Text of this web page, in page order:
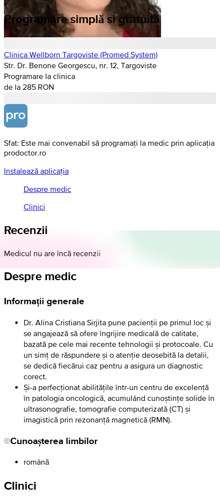
Programare simplă si gratuită
Clinica Wellborn Targoviste (Promed System)
Str. Dr. Benone Georgescu, nr. 12, Targoviste
Programare la clinica
de la 285 RON
Sfat: Este mai convenabil să programați la medic prin aplicația
prodoctor.ro
Instalează aplicația
Despre medic
Clinici
Recenzii
Medicul nu are încă recenzii
Despre medic
Informații generale
Dr. Alina Cristiana Sirjita pune pacienții pe primul loc și
se angajează să ofere îngrijire medicală de calitate,
bazată pe cele mai recente tehnologii și protocoale. Cu
un simț de răspundere și o atenție deosebită la detalii,
se dedică fiecărui caz pentru a asigura un diagnostic
corect.
Și-a perfecționat abilitățile într-un centru de excelență
în patologia oncologică, acumulând cunoștințe solide în
ultrasonografie, tomografie computerizată (CT) și
imagistică prin rezonanță magnetică (RMN).
Cunoașterea limbilor
română
Clinici